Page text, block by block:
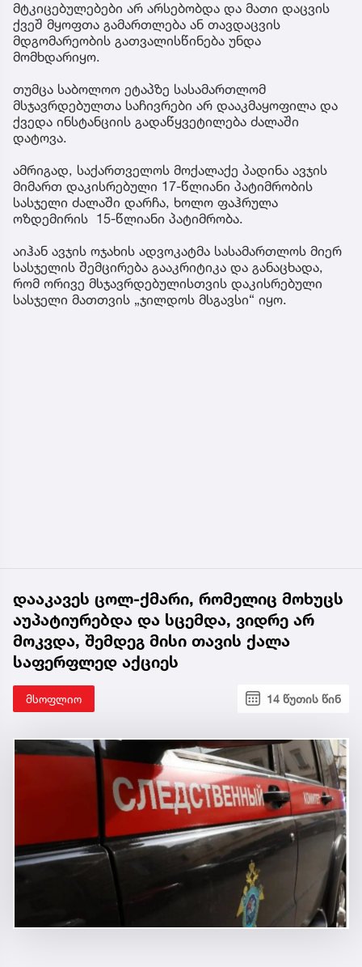
მტკიცებულებები არ არსებობდა და მათი დაცვის
ქვეშ მყოფთა გამართლება ან თავდაცვის
მდგომარეობის გათვალისწინება უნდა
მომხდარიყო.
თუმცა საბოლოო ეტაპზე სასამართლომ
მსჯავრდებულთა საჩივრები არ დააკმაყოფილა და
ქვედა ინსტანციის გადაწყვეტილება ძალაში
დატოვა.
ამრიგად, საქართველოს მოქალაქე პადინა ავჯის
მიმართ დაკისრებული 17-წლიანი პატიმრობის
სასჯელი ძალაში დარჩა, ხოლო ფაჰრულა
ოზდემირის 15-წლიანი პატიმრობა.
აიჰან ავჯის ოჯახის ადვოკატმა სასამართლოს მიერ
სასჯელის შემცირება გააკრიტიკა და განაცხადა,
რომ ორივე მსჯავრდებულისთვის დაკისრებული
სასჯელი მათთვის „ჯილდოს მსგავსი“ იყო.
დააკავეს ცოლ-ქმარი, რომელიც მოხუცს
აუპატიურებდა და სცემდა, ვიდრე არ
მოკვდა, შემდეგ მისი თავის ქალა
საფერფლედ აქციეს
მსოფლიო 14 წუთის წინ